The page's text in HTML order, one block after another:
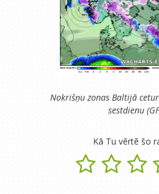
Nokrišņu zonas Baltijā
sestdienu
Kā Tu vērtē šo